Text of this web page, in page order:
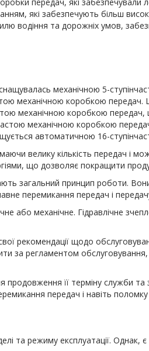
які забезпечують більш
водіння та дорожніх умов,
механічною 5-
механічною коробкою
механічною коробкою
механічною коробкою
автоматичною 16-
велику кількість передач і
що дозволяє покращити
загальний принцип роботи.
перемикання передач і
або механічне. Гідравлічне
щодо
за регламентом
продовження її терміну
передач і навіть
та режиму експлуатації. Однак,